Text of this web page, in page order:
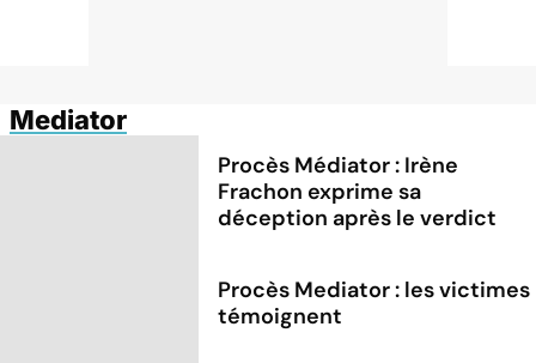
Mediator
Procès Médiator : Irène
Frachon exprime sa
déception après le verdict
Procès Mediator : les victimes
témoignent